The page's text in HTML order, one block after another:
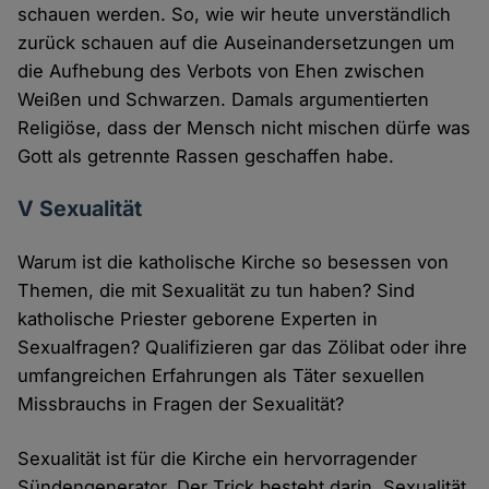
schauen werden. So, wie wir heute unverständlich
zurück schauen auf die Auseinandersetzungen um
die Aufhebung des Verbots von Ehen zwischen
Weißen und Schwarzen. Damals argumentierten
Religiöse, dass der Mensch nicht mischen dürfe was
Gott als getrennte Rassen geschaffen habe.
V Sexualität
Warum ist die katholische Kirche so besessen von
Themen, die mit Sexualität zu tun haben? Sind
katholische Priester geborene Experten in
Sexualfragen? Qualifizieren gar das Zölibat oder ihre
umfangreichen Erfahrungen als Täter sexuellen
Missbrauchs in Fragen der Sexualität?
Sexualität ist für die Kirche ein hervorragender